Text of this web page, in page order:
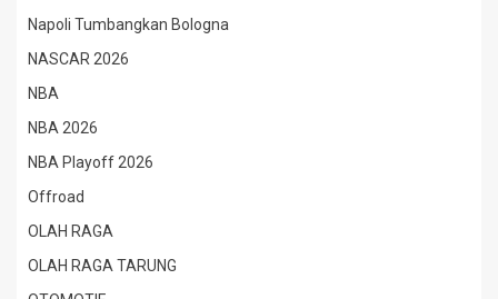
Napoli Tumbangkan Bologna
NASCAR 2026
NBA
NBA 2026
NBA Playoff 2026
Offroad
OLAH RAGA
OLAH RAGA TARUNG